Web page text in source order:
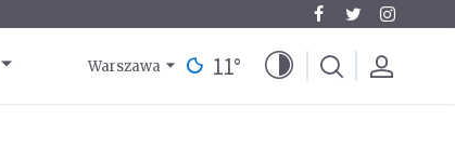
Warszawa 11°